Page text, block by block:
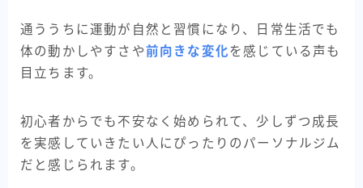
通ううちに運動が自然と習慣になり、日常生活でも
体の動かしやすさや前向きな変化を感じている声も
目立ちます。
初心者からでも不安なく始められて、少しずつ成長
を実感していきたい人にぴったりのパーソナルジム
だと感じられます。